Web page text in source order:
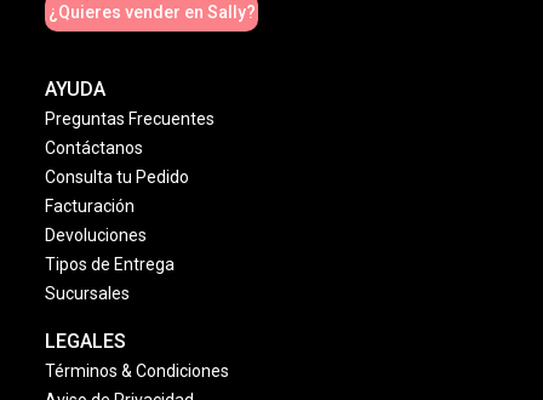
¿Quieres vender en Sally?
AYUDA
Preguntas Frecuentes
Contáctanos
Consulta tu Pedido
Facturación
Devoluciones
Tipos de Entrega
Sucursales
LEGALES
Términos & Condiciones